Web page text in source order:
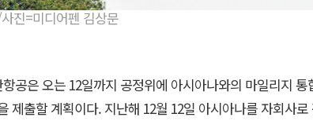
진=미디어펜 김상문
공은 오는 12일까지 공정위에 아시아나와의 마일리지 통
제출할 계획이다. 지난해 12월 12일 아시아나를 자회사로